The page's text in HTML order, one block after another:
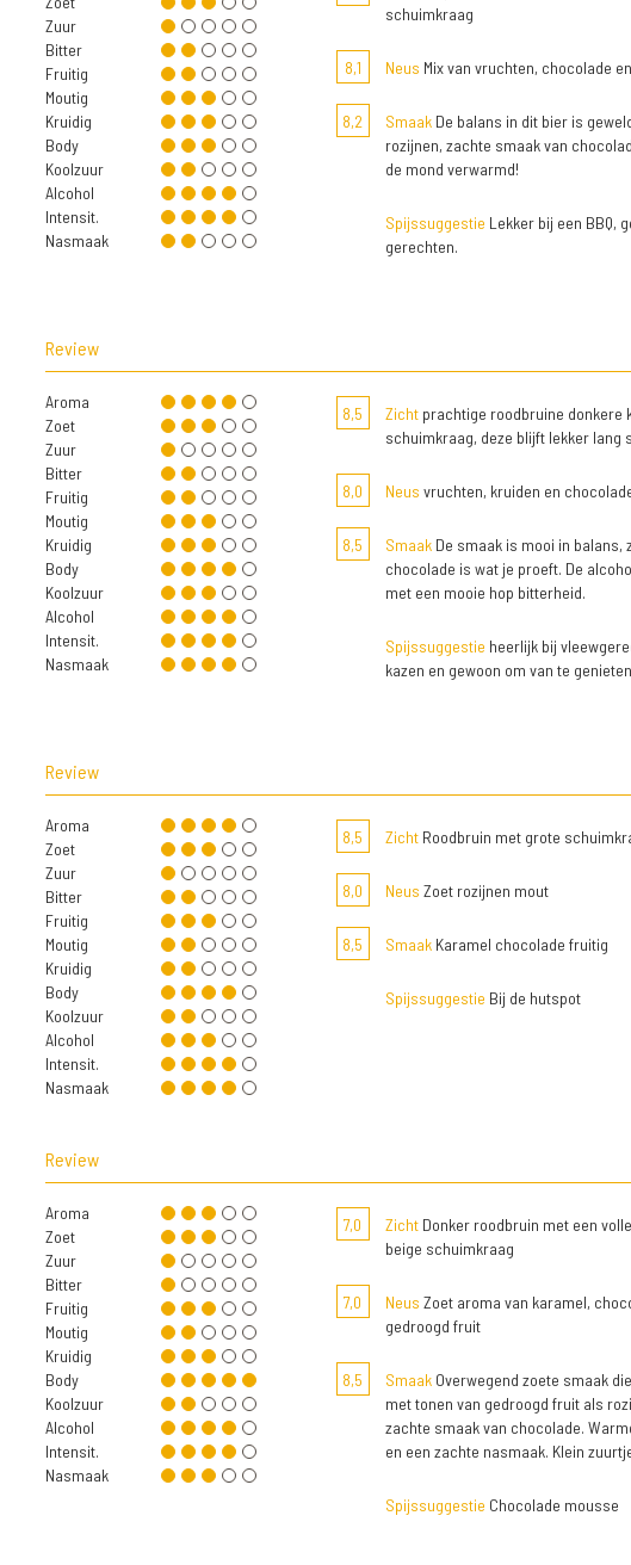
Zuur
Bitter
Fruitig
Moutig
Kruidig
Body
Koolzuur
Alcohol
Intensit.
Nasmaak
schuimkraag
8,1 Neus Mix van vruchten, chocolade
8,2 SmaakDe balans in dit bier is
rozijnen, zachte smaak van
de mond verwarmd!
Spijssuggestie Lekker bij een BBQ,
gerechten.
Review
Aroma
Zoet
Zuur
Bitter
Fruitig
Moutig
Kruidig
Body
Koolzuur
Alcohol
Intensit.
Nasmaak
8,5 Zichtprachtige roodbruine donkere
schuimkraag, deze blijft lekker lang
8,0 Neus vruchten, kruiden en
8,5 SmaakDe smaak is mooi in balans,
chocolade is wat je proeft. De
met een mooie hop bitterheid.
Spijssuggestie heerlijk bij
kazen en gewoon om van te genieten
Review
Aroma
Zoet
Zuur
Bitter
Fruitig
Moutig
Kruidig
Body
Koolzuur
Alcohol
Intensit.
Nasmaak
8,5 ZichtRoodbruin met grote
8,0 Neus Zoet rozijnen mout
8,5 SmaakKaramel chocolade fruitig
Spijssuggestie Bij de hutspot
Review
Aroma
Zoet
Zuur
Bitter
Fruitig
Moutig
Kruidig
Body
Koolzuur
Alcohol
Intensit.
Nasmaak
7,0 ZichtDonker roodbruin met een
beige schuimkraag
7,0 Neus Zoet aroma van karamel,
gedroogd fruit
8,5 SmaakOverwegend zoete smaak
met tonen van gedroogd fruit als
zachte smaak van chocolade.
en een zachte nasmaak. Klein
Spijssuggestie Chocolade mousse